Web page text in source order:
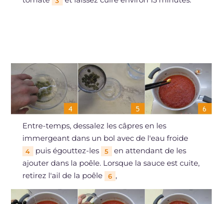
Entre-temps, dessalez les câpres en les
immergeant dans un bol avec de l'eau froide
4 puis égouttez-les 5
en attendant de les
ajouter dans la poêle. Lorsque la sauce est cuite,
retirez l'ail de la poêle
6 ,